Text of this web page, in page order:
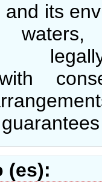
and its
(es)